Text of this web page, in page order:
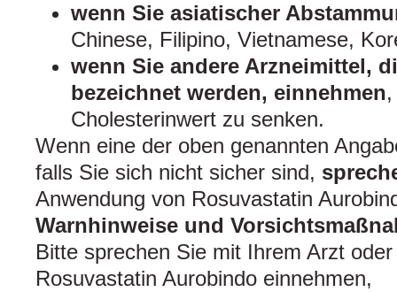
wenn Sie asiatischer
Chinese, Filipino, Vietnamese,
wenn Sie andere Arzneimittel,
bezeichnet werden, einnehmen
Cholesterinwert zu senken.
Wenn eine der oben genannten
falls Sie sich nicht sicher sind,
Anwendung von Rosuvastatin
Warnhinweise und
Bitte sprechen Sie mit Ihrem Arzt
Rosuvastatin Aurobindo einnehmen,